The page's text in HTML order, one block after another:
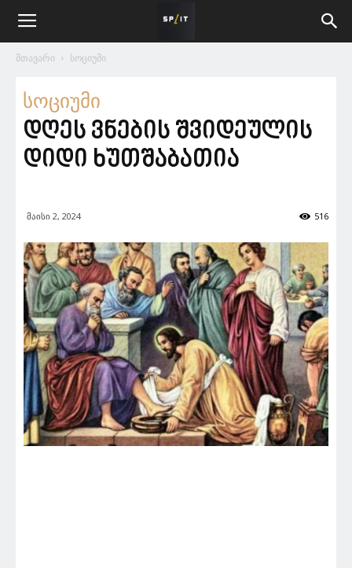
მთავარი სოციუმი
სოციუმი
დღეს ვნების შვიდეულის
დიდი ხუთშაბათია
მაისი 2, 2024 516